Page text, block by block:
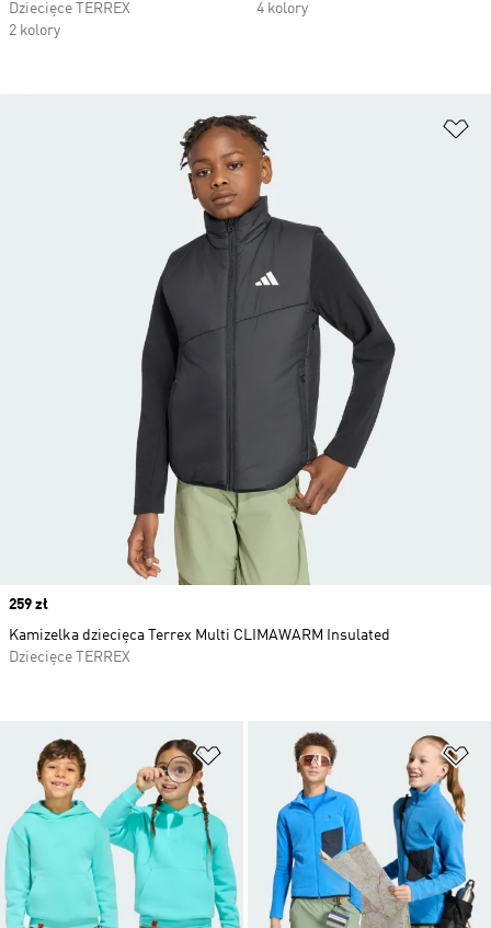
Dziecięce TERREX
2 kolory
4 kolory
Dodaj do listy życzeń
Price
259 zł
Kamizelka dziecięca Terrex Multi CLIMAWARM Insulated
Dziecięce TERREX